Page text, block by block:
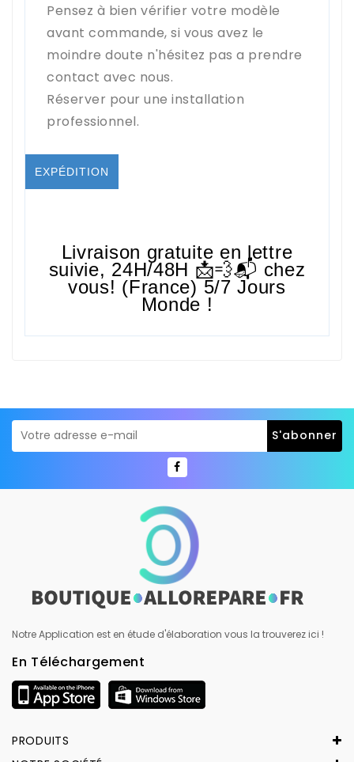
Pensez à bien vérifier votre modèle
avant commande, si vous avez le
moindre doute n'hésitez pas a prendre
contact avec nous.
Réserver pour une installation
professionnel.
EXPÉDITION
Livraison gratuite en lettre
suivie, 24H/48H 📩💨📬 chez
vous! (France) 5/7 Jours
Monde !
Notre Application est en étude d'élaboration vous la trouverez ici !
En Téléchargement
PRODUITS